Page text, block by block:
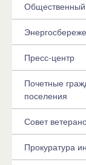
Общественный
Пресс-центр
Почетные
поселения
Совет
Прокуратура